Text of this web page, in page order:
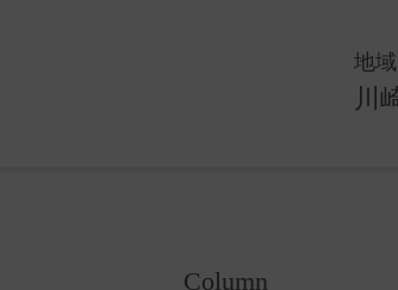
地
川
Column